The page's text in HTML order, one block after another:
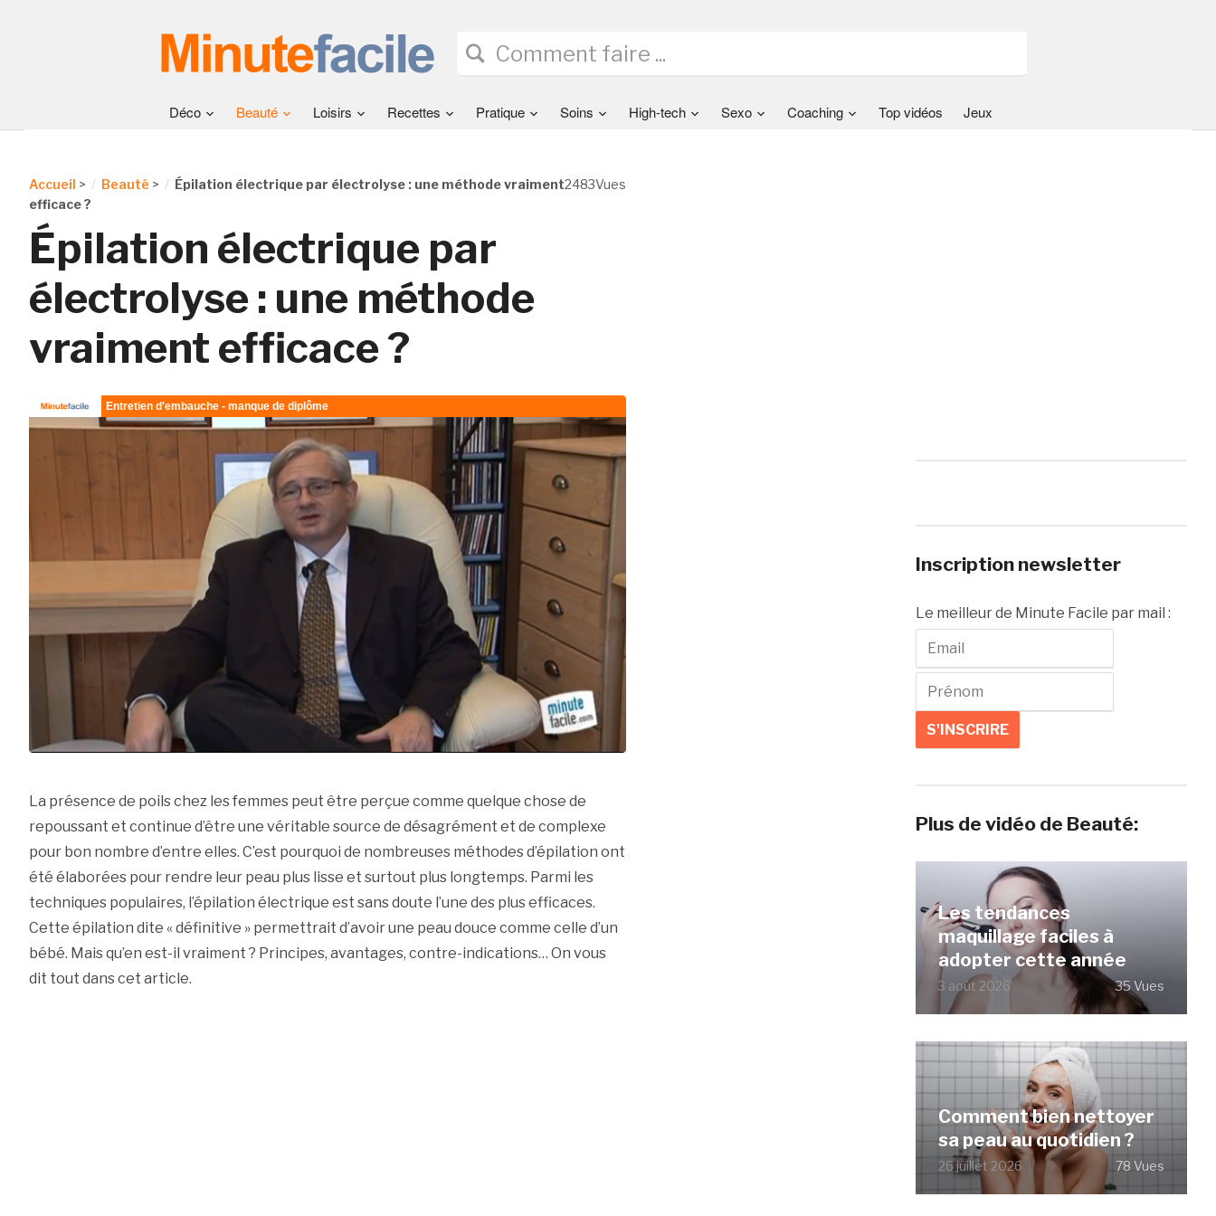
Déco Beauté Loisirs Recettes Pratique Soins High-tech Sexo Coaching Top vidéos Jeux
2483Vues
Accueil > Beauté >
Épilation électrique par électrolyse : une méthode vraiment
efficace ?
Épilation électrique par
électrolyse : une méthode
vraiment efficace ?
La présence de poils chez les femmes peut être perçue comme quelque chose de
repoussant et continue d’être une véritable source de désagrément et de complexe
pour bon nombre d’entre elles. C’est pourquoi de nombreuses méthodes d’épilation ont
été élaborées pour rendre leur peau plus lisse et surtout plus longtemps. Parmi les
techniques populaires, l’épilation électrique est sans doute l’une des plus efficaces.
Cette épilation dite « définitive » permettrait d’avoir une peau douce comme celle d’un
bébé. Mais qu’en est-il vraiment ? Principes, avantages, contre-indications… On vous
dit tout dans cet article.
Inscription newsletter
Le meilleur de Minute Facile par mail :
Plus de vidéo de Beauté:
Les tendances
maquillage faciles à
adopter cette année
3 août 2026 35 Vues
Comment bien nettoyer
sa peau au quotidien ?
26 juillet 2026 78 Vues